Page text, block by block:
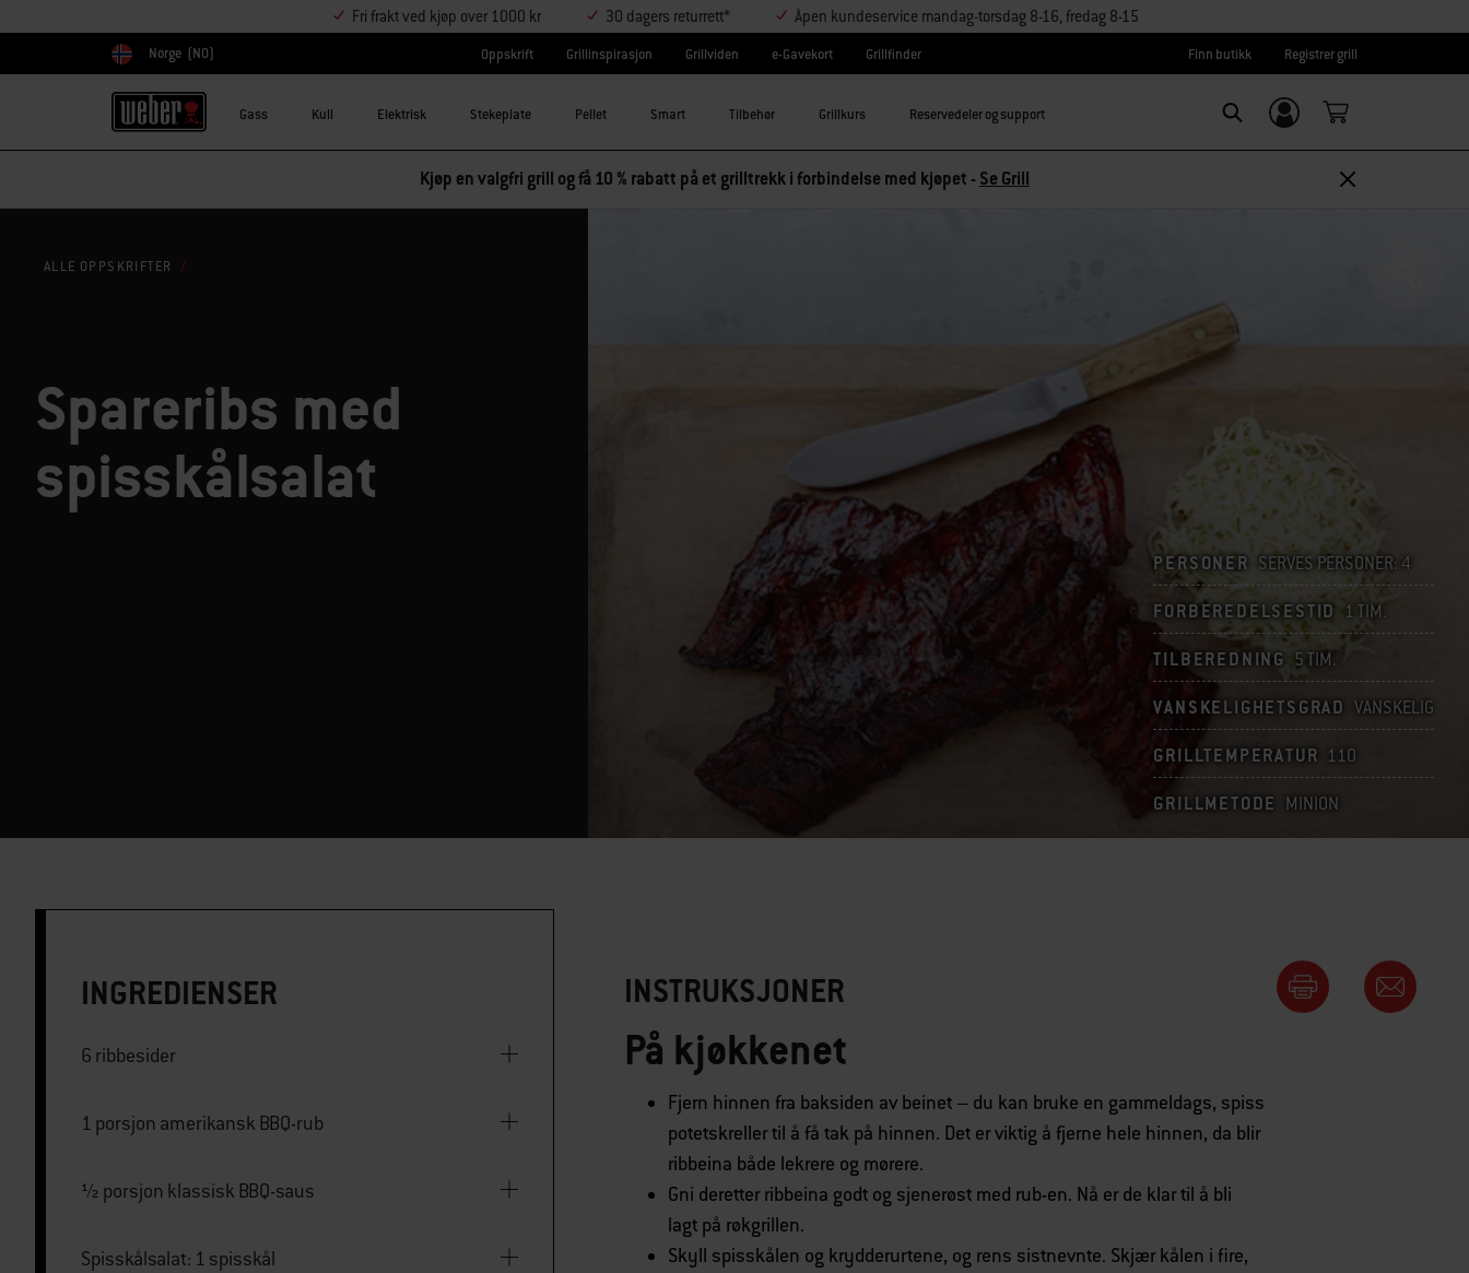
Fri frakt ved kjøp over 1000 kr 30 dagers returrett* Åpen kundeservice mandag-torsdag 8-16, fredag 8-15
Velg land
Norge (NO) Oppskrift Grillinspirasjon Grillviden e-Gavekort Grillfinder Finn butikk Registrer grill
Gass Kull Elektrisk Stekeplate Pellet Smart Tilbehør Grillkurs Reservedeler og support
Logg inn/
Registrer deg
Kjøp en valgfri grill og få 10 % rabatt på et grilltrekk i forbindelse med kjøpet - Se Grill
ALLE OPPSKRIFTER
Spareribs med
spisskålsalat
PERSONER SERVES PERSONER: 4
FORBEREDELSESTID 1 TIM.
TILBEREDNING 5 TIM.
VANSKELIGHETSGRAD VANSKELIG
GRILLTEMPERATUR 110
GRILLMETODE MINION
INGREDIENSER
6 ribbesider
1 porsjon amerikansk BBQ-rub
½ porsjon klassisk BBQ-saus
Spisskålsalat: 1 spisskål
INSTRUKSJONER
På kjøkkenet
Fjern hinnen fra baksiden av beinet – du kan bruke en gammeldags, spiss
potetskreller til å få tak på hinnen. Det er viktig å fjerne hele hinnen, da blir
ribbeina både lekrere og mørere.
Gni deretter ribbeina godt og sjenerøst med rub-en. Nå er de klar til å bli
lagt på røkgrillen.
Skyll spisskålen og krydderurtene, og rens sistnevnte. Skjær kålen i fire,